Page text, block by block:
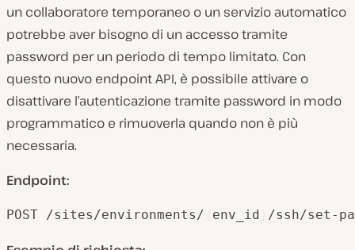
un collaboratore temporaneo o un servizio automatico
potrebbe aver bisogno di un accesso tramite
password per un periodo di tempo limitato. Con
questo nuovo endpoint API, è possibile attivare o
disattivare l’autenticazione tramite password in modo
programmatico e rimuoverla quando non è più
necessaria.
Endpoint:
POST /sites/environments/ env_id /ssh/set-